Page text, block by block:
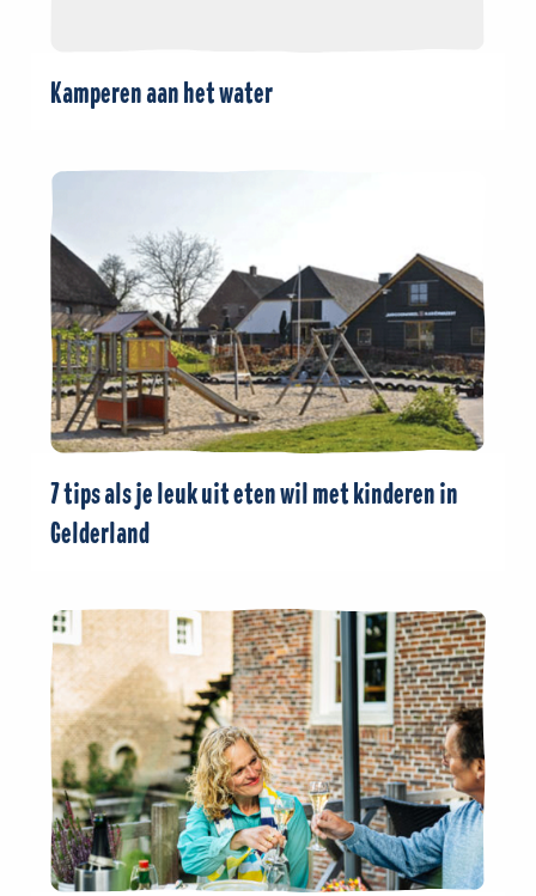
Kamperen aan het water
7 tips als je leuk uit eten wil met kinderen in
Gelderland